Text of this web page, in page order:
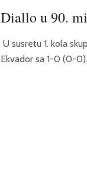
Diallo u 90.
U susretu 1. kola
Ekvador sa 1-0 (0-0).